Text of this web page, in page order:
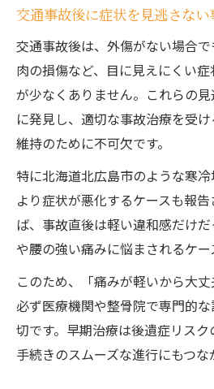
交通事故後に症状を見逃さな
交通事故後は、外傷がない場合
肉の損傷など、目に見えにくい
が少なくありません。これらの
に発見し、適切な事故治療を受
維持のために不可欠です。
特に北海道北広島市のような寒
より症状が悪化するケースも報
ば、事故直後は軽い違和感だけ
や腰の強い痛みに悩まされるケー
このため、「痛みが軽いから大丈
必ず医療機関や整骨院で専門的
切です。早期治療は後遺症リス
手続きのスムーズな進行にもつな